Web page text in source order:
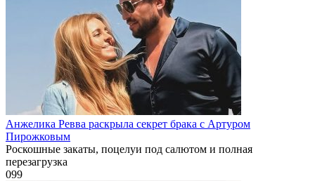
Анжелика Ревва раскрыла секрет брака с Артуром
Пирожковым
Роскошные закаты, поцелуи под салютом и полная
перезагрузка
099